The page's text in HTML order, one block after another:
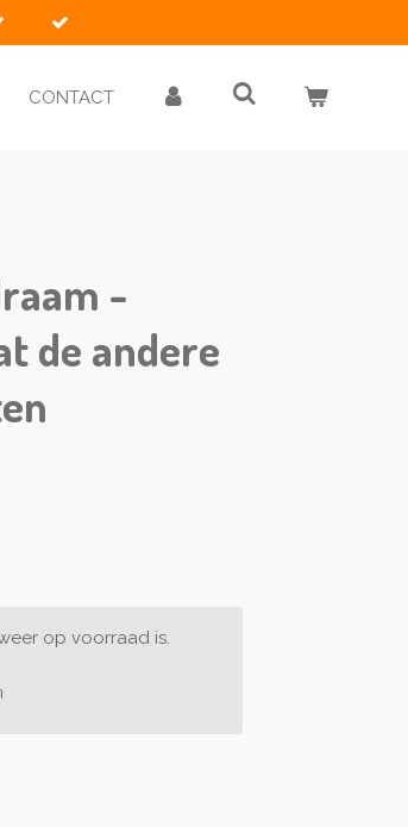
CONTACT
-
de andere
op voorraad is.